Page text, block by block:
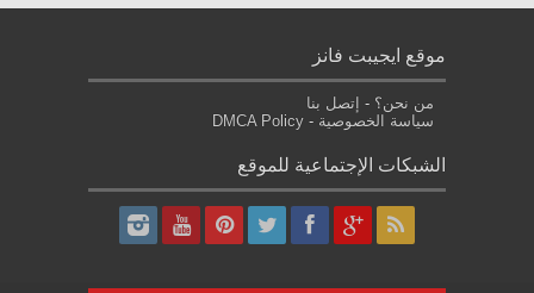
موقع ايجيبت فانز
من نحن؟ - إتصل بنا
سياسة الخصوصية -
DMCA Policy
الشبكات الإجتماعية للموقع